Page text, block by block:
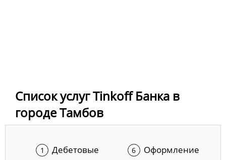
Список услуг Tinkoff Банка в
городе Тамбов
Дебетовые
Оформление